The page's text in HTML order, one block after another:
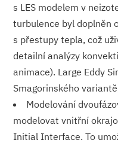
s LES modelem v
turbulence byl doplněn
s přestupy tepla, což
detailní analýzy
animace). Large Eddy
Smagorinského
Modelování
modelovat vnitřní
Initial Interface. To